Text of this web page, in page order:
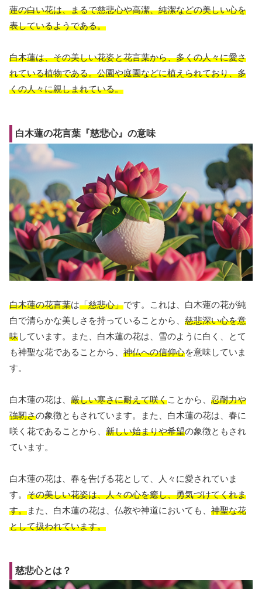
蓮の白い花は、まるで慈悲心や高潔、純潔などの美しい心を
表しているようである。
白木蓮は、その美しい花姿と花言葉から、多くの人々に愛さ
れている植物である。公園や庭園などに植えられており、多
くの人々に親しまれている。
白木蓮の花言葉『慈悲心』の意味
白木蓮の花言葉は「慈悲心」です。これは、白木蓮の花が純
白で清らかな美しさを持っていることから、 慈悲深い心を意
味しています。また、白木蓮の花は、雪のように白く、とて
も神聖な花であることから、 神仏への信仰心を意味していま
す。
白木蓮の花は、 厳しい寒さに耐えて咲くことから、 忍耐力や
強靭さの象徴ともされています。また、白木蓮の花は、春に
咲く花であることから、 新しい始まりや希望の象徴ともされ
ています。
白木蓮の花は、春を告げる花として、人々に愛されていま
す。 その美しい花姿は、人々の心を癒し、勇気づけてくれま
す。また、白木蓮の花は、仏教や神道においても、 神聖な花
として扱われています。
慈悲心とは？